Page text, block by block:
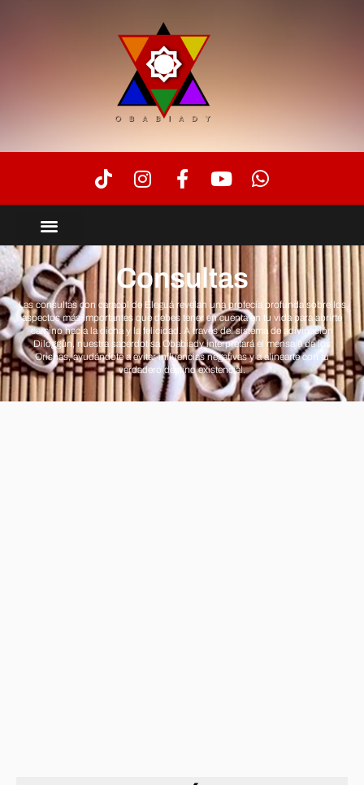
Consultas
Las consultas con caracol de Eleguá revelan una profecía profunda sobre los
aspectos más importantes que debes tener en cuenta en tu vida para abrirte
camino hacia la dicha y la felicidad. A través del sistema de adivinación
Diloggún, nuestra sacerdotisa Obabiady interpretará el mensaje de los
Orishas, ayudándote a evitar influencias negativas y a alinearte con tu
verdadero destino existencial.